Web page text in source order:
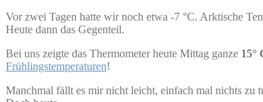
Vor zwei Tagen hatte wir noch etwa -7 °C. Arktische
Heute dann das Gegenteil.
Bei uns zeigte das Thermometer heute Mittag ganze 15°
Frühlingstemperaturen!
Manchmal fällt es mir nicht leicht, einfach mal nichts zu